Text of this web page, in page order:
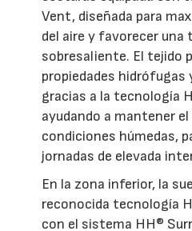
Vent, diseñada para
del aire y favorecer una
sobresaliente. El tejido
propiedades hidrófugas
gracias a la tecnología
ayudando a mantener
condiciones húmedas,
jornadas de elevada
En la zona inferior, la
reconocida tecnología
con el sistema HH®